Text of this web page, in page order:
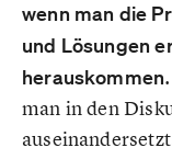
wenn man die
und Lösungen
herauskommen
man in den